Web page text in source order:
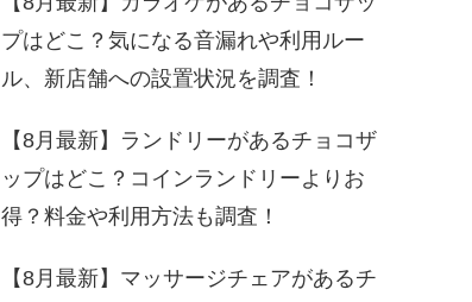
プはどこ？気になる音漏れや利用ルー
ル、新店舗への設置状況を調査！
【8月最新】ランドリーがあるチョコザ
ップはどこ？コインランドリーよりお
得？料金や利用方法も調査！
【8月最新】マッサージチェアがあるチ